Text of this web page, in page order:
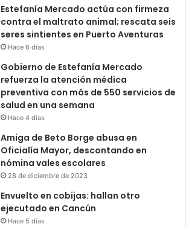
Estefanía Mercado actúa con firmeza
contra el maltrato animal; rescata seis
seres sintientes en Puerto Aventuras
Hace 6 días
Gobierno de Estefanía Mercado
refuerza la atención médica
preventiva con más de 550 servicios de
salud en una semana
Hace 4 días
Amiga de Beto Borge abusa en
Oficialía Mayor, descontando en
nómina vales escolares
28 de diciembre de 2023
Envuelto en cobijas: hallan otro
ejecutado en Cancún
Hace 5 días